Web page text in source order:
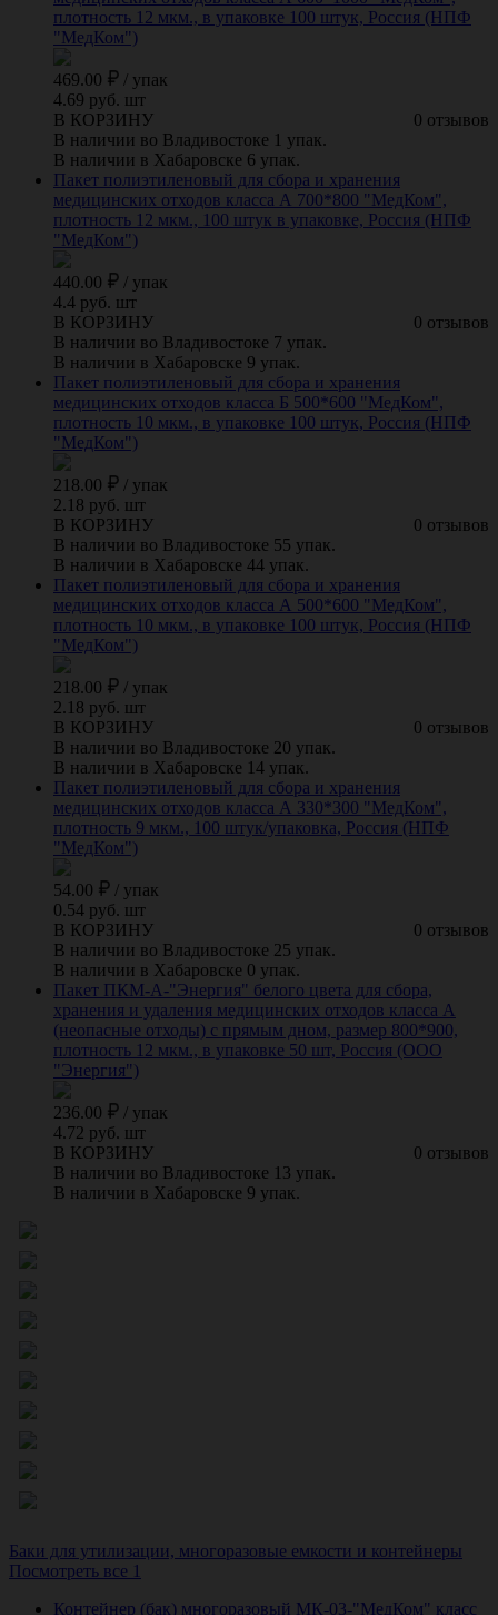
плотность 12 мкм., в упаковке 100 штук, Россия (НПФ
"МедКом")
469.00 / упак
4.69 руб. шт
0 отзывов
В КОРЗИНУ
В наличии во Владивостоке 1 упак.
В наличии в Хабаровске 6 упак.
Пакет полиэтиленовый для сбора и хранения
медицинских отходов класса А 700*800 "МедКом",
плотность 12 мкм., 100 штук в упаковке, Россия (НПФ
"МедКом")
440.00 / упак
4.4 руб. шт
0 отзывов
В КОРЗИНУ
В наличии во Владивостоке 7 упак.
В наличии в Хабаровске 9 упак.
Пакет полиэтиленовый для сбора и хранения
медицинских отходов класса Б 500*600 "МедКом",
плотность 10 мкм., в упаковке 100 штук, Россия (НПФ
"МедКом")
218.00 / упак
2.18 руб. шт
0 отзывов
В КОРЗИНУ
В наличии во Владивостоке 55 упак.
В наличии в Хабаровске 44 упак.
Пакет полиэтиленовый для сбора и хранения
медицинских отходов класса А 500*600 "МедКом",
плотность 10 мкм., в упаковке 100 штук, Россия (НПФ
"МедКом")
218.00 / упак
2.18 руб. шт
0 отзывов
В КОРЗИНУ
В наличии во Владивостоке 20 упак.
В наличии в Хабаровске 14 упак.
Пакет полиэтиленовый для сбора и хранения
медицинских отходов класса А 330*300 "МедКом",
плотность 9 мкм., 100 штук/упаковка, Россия (НПФ
"МедКом")
54.00 / упак
0.54 руб. шт
0 отзывов
В КОРЗИНУ
В наличии во Владивостоке 25 упак.
В наличии в Хабаровске 0 упак.
Пакет ПКМ-А-"Энергия" белого цвета для сбора,
хранения и удаления медицинских отходов класса А
(неопасные отходы) с прямым дном, размер 800*900,
плотность 12 мкм., в упаковке 50 шт, Россия (ООО
"Энергия")
236.00 / упак
4.72 руб. шт
0 отзывов
В КОРЗИНУ
В наличии во Владивостоке 13 упак.
В наличии в Хабаровске 9 упак.
Баки для утилизации, многоразовые емкости и контейнеры
Посмотреть все 1
Контейнер (бак) многоразовый МК-03-"МедКом" класс